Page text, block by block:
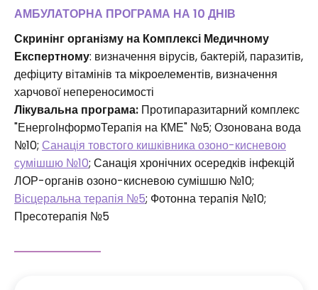
АМБУЛАТОРНА ПРОГРАМА НА 10 ДНІВ
Скринінг організму на Комплексі Медичному
Експертному: визначення вірусів, бактерій, паразитів,
дефіциту вітамінів та мікроелементів, визначення
харчової непереносимості
Лікувальна програма: Протипаразитарний комплекс
"ЕнергоІнформоТерапія на КМЕ" №5; Озонована вода
№10; Санація товстого кишківника озоно-кисневою
сумішшю №10; Санація хронічних осередків інфекцій
ЛОР-органів озоно-кисневою сумішшю №10;
Вісцеральна терапія №5; Фотонна терапія №10;
Пресотерапія №5